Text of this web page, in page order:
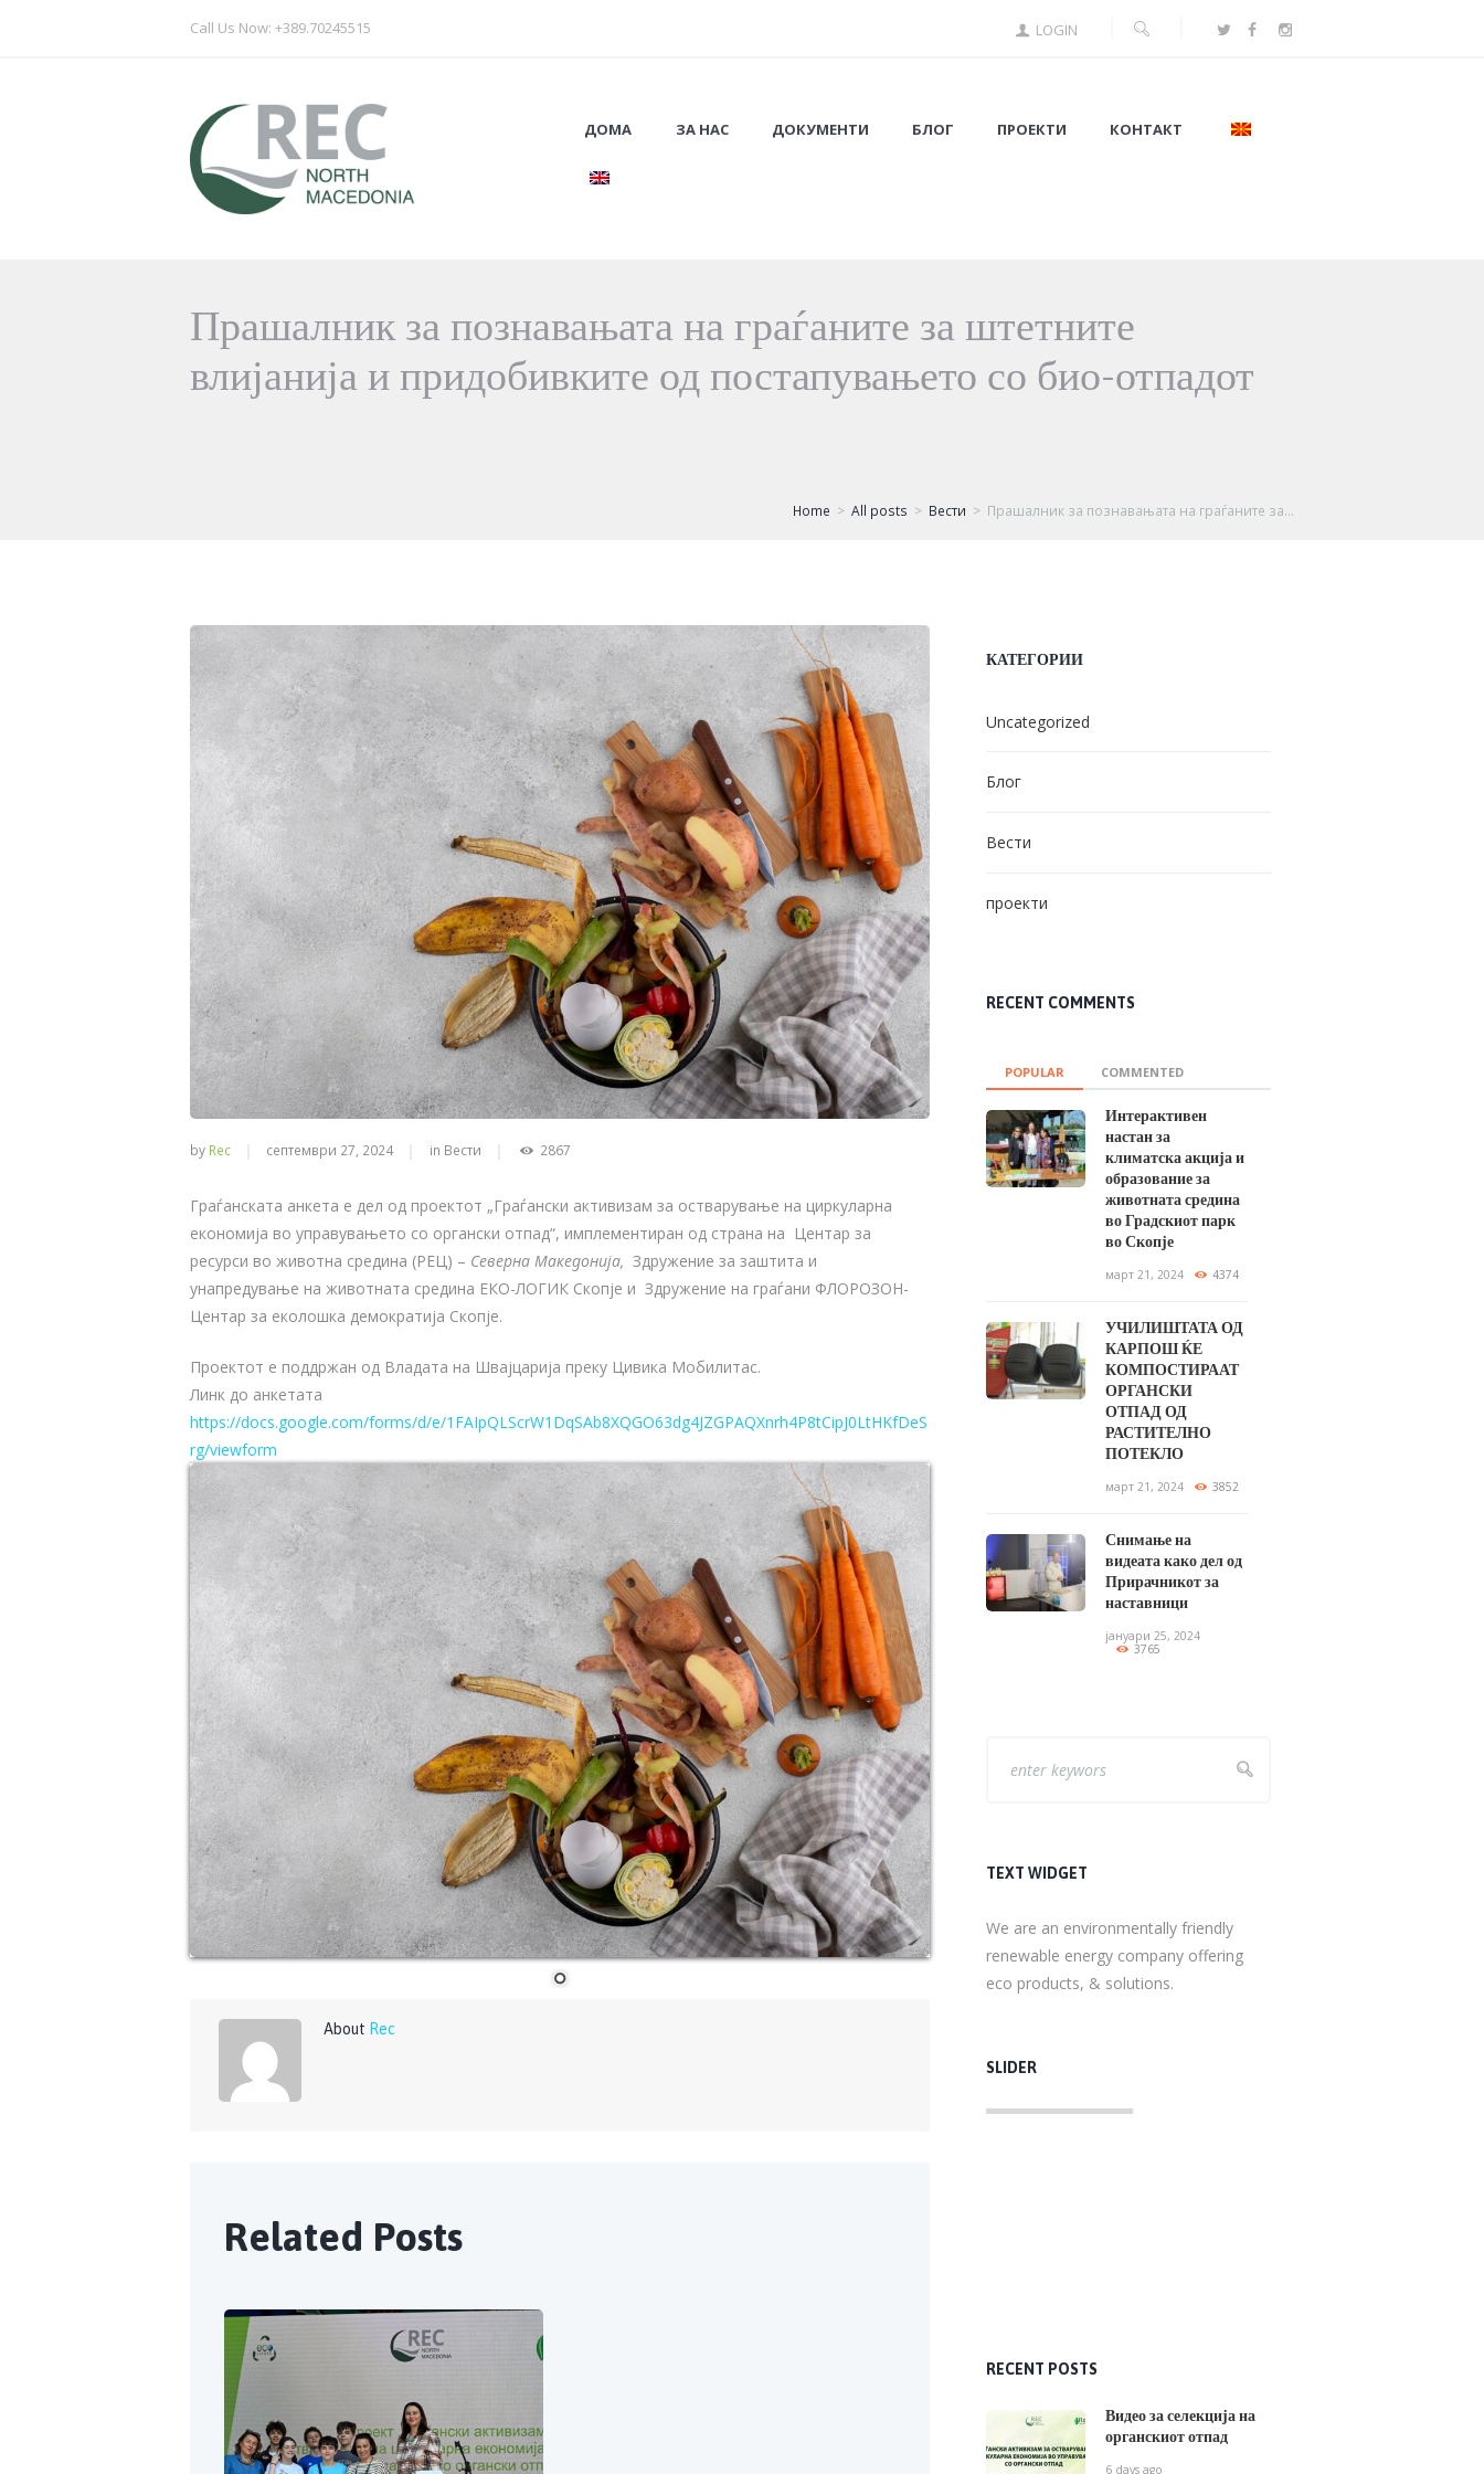
Call Us Now: +389.70245515 LOGIN
ДОМА ЗА НАС ДОКУМЕНТИ БЛОГ ПРОЕКТИ КОНТАКТ
Прашалник за познавањата на граѓаните за штетните
влијанија и придобивките од постапувањето со био-отпадот
Home All posts Вести Прашалник за познавањата на граѓаните за...
by Rec септември 27, 2024 in Вести 2867
Граѓанската анкета е дел од проектот „Граѓански активизам за остварување на циркуларна
економија во управувањето со органски отпад“, имплементиран од страна на Центар за
ресурси во животна средина (РЕЦ) – Северна Македонија, Здружение за заштита и
унапредување на животната средина ЕКО-ЛОГИК Скопје и Здружение на граѓани ФЛОРОЗОН-
Центар за еколошка демократија Скопје.
Проектот е поддржан од Владата на Швајцарија преку Цивика Мобилитас.
Линк до анкетата
https://docs.google.com/forms/d/e/1FAIpQLScrW1DqSAb8XQGO63dg4JZGPAQXnrh4P8tCipJ0LtHKfDeS
rg/viewform
About Rec
Related Posts
КАТЕГОРИИ
Uncategorized
Блог
Вести
проекти
RECENT COMMENTS
POPULAR COMMENTED
Интерактивен
настан за
климатска акција и
образование за
животната средина
во Градскиот парк
во Скопје
март 21, 2024 4374
УЧИЛИШТАТА ОД
КАРПОШ ЌЕ
КОМПОСТИРААТ
ОРГАНСКИ
ОТПАД ОД
РАСТИТЕЛНО
ПОТЕКЛО
март 21, 2024 3852
Снимање на
видеата како дел од
Прирачникот за
наставници
јануари 25, 2024
3765
TEXT WIDGET
We are an environmentally friendly
renewable energy company offering
eco products, & solutions.
SLIDER
RECENT POSTS
Видео за селекција на
органскиот отпад
6 days ago